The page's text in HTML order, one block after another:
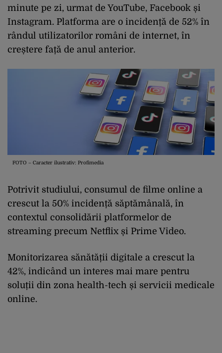
minute pe zi, urmat de YouTube, Facebook și
Instagram. Platforma are o incidență de 52% în
rândul utilizatorilor români de internet, în
creștere față de anul anterior.
FOTO – Caracter ilustrativ: Profimedia
Potrivit studiului, consumul de filme online a
crescut la 50% incidență săptămânală, în
contextul consolidării platformelor de
streaming precum Netflix și Prime Video.
Monitorizarea sănătății digitale a crescut la
42%, indicând un interes mai mare pentru
soluții din zona health-tech și servicii medicale
online.